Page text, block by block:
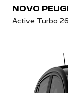
NOVO
Active Turbo